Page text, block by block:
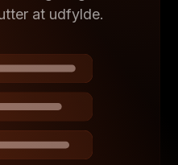
at udfylde.